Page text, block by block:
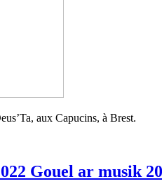
aux Capucins, à Brest.
Gouel ar musik